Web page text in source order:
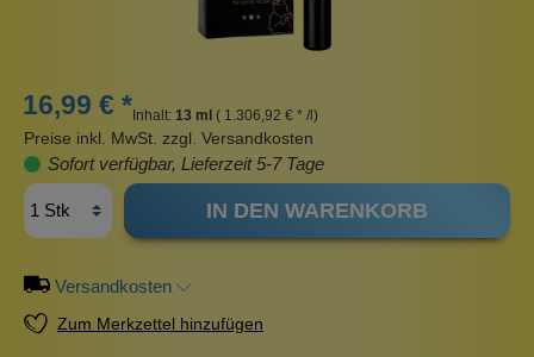
16,99 € * Inhalt: 13 ml ( 1.306,92 € * /l)
Preise inkl. MwSt. zzgl. Versandkosten
Sofort verfügbar, Lieferzeit 5-7 Tage
IN DEN WARENKORB
Versandkosten
Zum Merkzettel hinzufügen